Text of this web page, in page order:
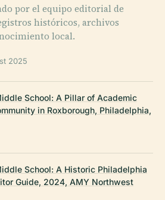
por el equipo editorial de
históricos, archivos
local.
2025
School: A Pillar of Academic
in Roxborough, Philadelphia,
School: A Historic Philadelphia
Guide, 2024, AMY Northwest